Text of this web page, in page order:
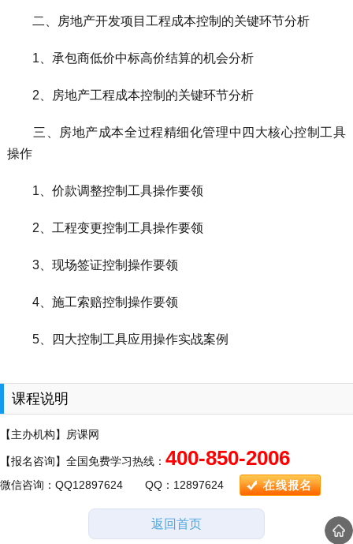
二、房地产开发项目工程成本控制的关键环节分析
1、承包商低价中标高价结算的机会分析
2、房地产工程成本控制的关键环节分析
三、房地产成本全过程精细化管理中四大核心控制工具
操作
1、价款调整控制工具操作要领
2、工程变更控制工具操作要领
3、现场签证控制操作要领
4、施工索赔控制操作要领
5、四大控制工具应用操作实战案例
课程说明
【主办机构】房课网
【报名咨询】全国免费学习热线： 400-850-2006
微信咨询：QQ12897624 QQ：12897624
返回首页